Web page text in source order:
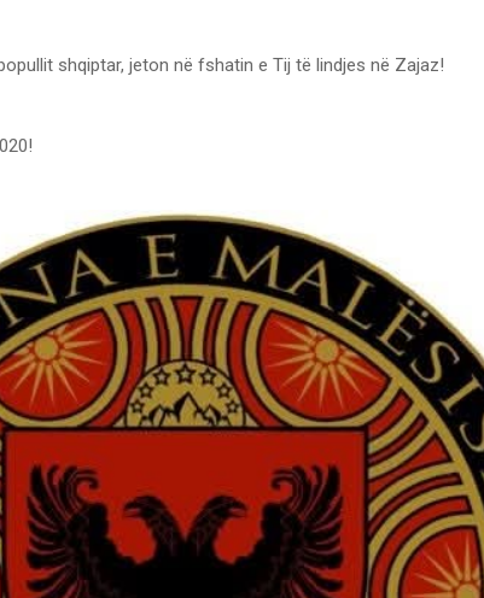
shqiptar, jeton në fshatin e Tij të lindjes në Zajaz!